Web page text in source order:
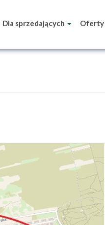
Dla sprzedających Oferty